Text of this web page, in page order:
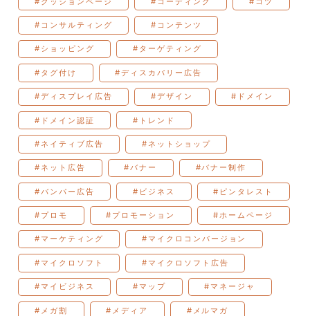
#コンサルティング #コンテンツ
#ショッピング #ターゲティング
#タグ付け #ディスカバリー広告
#ディスプレイ広告 #デザイン #ドメイン
#ドメイン認証 #トレンド
#ネイティブ広告 #ネットショップ
#ネット広告 #バナー #バナー制作
#バンパー広告 #ビジネス #ピンタレスト
#プロモ #プロモーション #ホームページ
#マーケティング #マイクロコンバージョン
#マイクロソフト #マイクロソフト広告
#マイビジネス #マップ #マネージャ
#メガ割 #メディア #メルマガ